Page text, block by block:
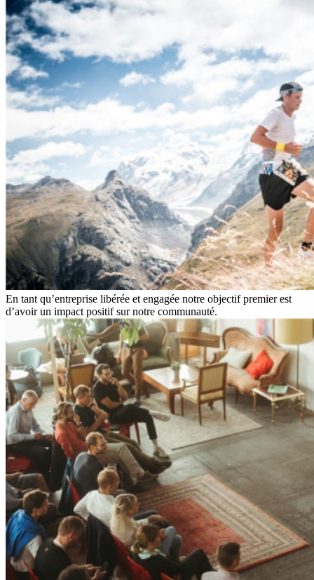
En tant qu’entreprise libérée et engagée notre objectif premier est
d’avoir un impact positif sur notre communauté.